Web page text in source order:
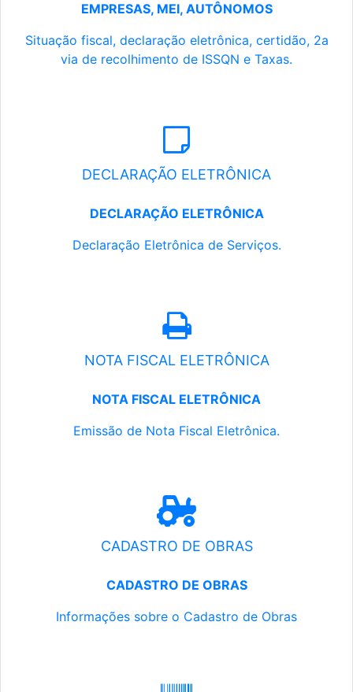
EMPRESAS, MEI, AUTÔNOMOS
Situação fiscal, declaração eletrônica, certidão, 2a
via de recolhimento de ISSQN e Taxas.
DECLARAÇÃO ELETRÔNICA
DECLARAÇÃO ELETRÔNICA
Declaração Eletrônica de Serviços.
NOTA FISCAL ELETRÔNICA
NOTA FISCAL ELETRÔNICA
Emissão de Nota Fiscal Eletrônica.
CADASTRO DE OBRAS
CADASTRO DE OBRAS
Informações sobre o Cadastro de Obras